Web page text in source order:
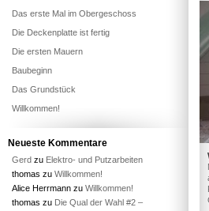
Das erste Mal im Obergeschoss
Die Deckenplatte ist fertig
Die ersten Mauern
Baubeginn
Das Grundstück
Willkommen!
Neueste Kommentare
Gerd zu Elektro- und Putzarbeiten
thomas zu Willkommen!
Alice Herrmann zu Willkommen!
thomas zu Die Qual der Wahl #2 –